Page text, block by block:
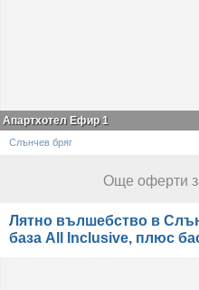
Апартхотел Ефир 1
Слънчев бряг
Още оферти
Лятно вълшебство в
база All Inclusive, плюс